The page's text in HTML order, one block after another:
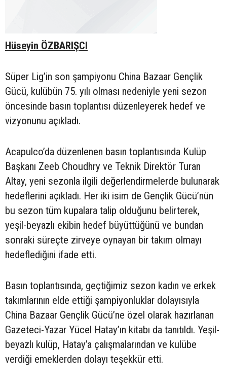
Hüseyin ÖZBARIŞCI
Süper Lig’in son şampiyonu China Bazaar Gençlik
Gücü, kulübün 75. yılı olması nedeniyle yeni sezon
öncesinde basın toplantısı düzenleyerek hedef ve
vizyonunu açıkladı.
Acapulco’da düzenlenen basın toplantısında Kulüp
Başkanı Zeeb Choudhry ve Teknik Direktör Turan
Altay, yeni sezonla ilgili değerlendirmelerde bulunarak
hedeflerini açıkladı. Her iki isim de Gençlik Gücü’nün
bu sezon tüm kupalara talip olduğunu belirterek,
yeşil-beyazlı ekibin hedef büyüttüğünü ve bundan
sonraki süreçte zirveye oynayan bir takım olmayı
hedeflediğini ifade etti.
Basın toplantısında, geçtiğimiz sezon kadın ve erkek
takımlarının elde ettiği şampiyonluklar dolayısıyla
China Bazaar Gençlik Gücü’ne özel olarak hazırlanan
Gazeteci-Yazar Yücel Hatay’ın kitabı da tanıtıldı. Yeşil-
beyazlı kulüp, Hatay’a çalışmalarından ve kulübe
verdiği emeklerden dolayı teşekkür etti.